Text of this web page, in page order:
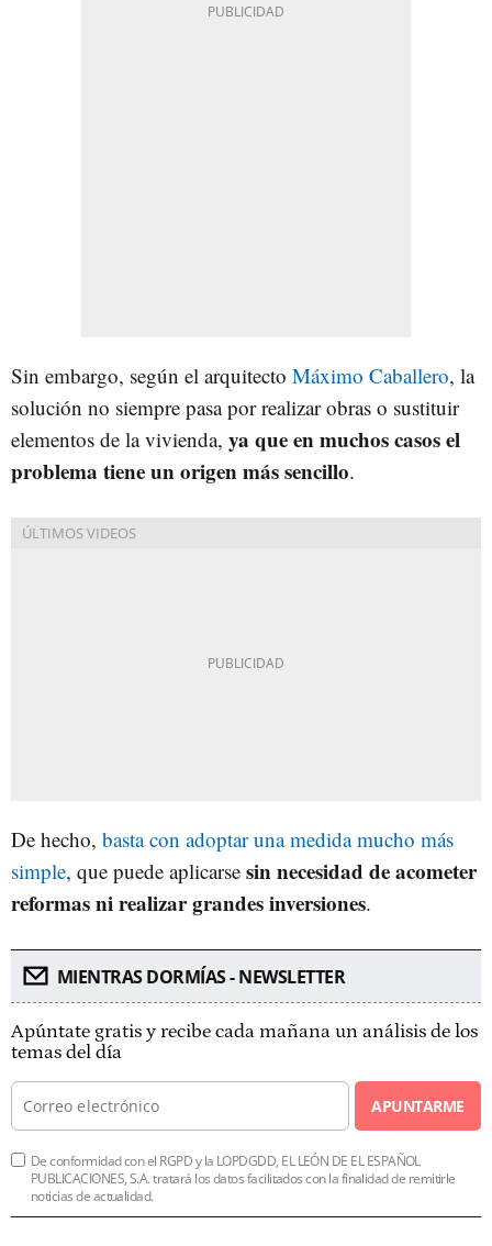
Sin embargo, según el arquitecto Máximo Caballero, la
solución no siempre pasa por realizar obras o sustituir
elementos de la vivienda, ya que en muchos casos el
problema tiene un origen más sencillo.
De hecho, basta con adoptar una medida mucho más
simple, que puede aplicarse sin necesidad de acometer
reformas ni realizar grandes inversiones.
MIENTRAS DORMÍAS - NEWSLETTER
Apúntate gratis y recibe cada mañana un análisis de los
temas del día
APUNTARME
De conformidad con el RGPD y la LOPDGDD, EL LEÓN DE EL ESPAÑOL
PUBLICACIONES, S.A. tratará los datos facilitados con la finalidad de remitirle
noticias de actualidad.